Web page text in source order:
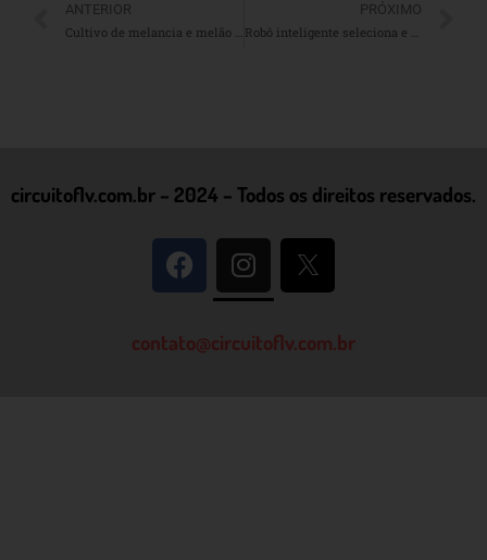
ANTERIOR
Cultivo de melancia e melão no Rio Grande do Sul avança em meio a desafios climáticos
PRÓXIMO
Robô inteligente seleciona e colhe frutas delicadas
circuitoflv.com.br – 2024 – Todos os direitos reservados.
contato@circuitoflv.com.br